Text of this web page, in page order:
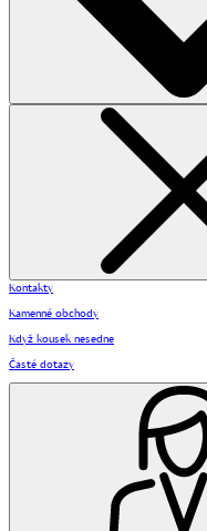
Kontakty
Kamenné obchody
Když kousek nesedne
Časté dotazy